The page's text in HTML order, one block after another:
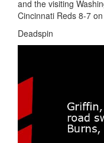
and the visiting
Cincinnati Reds 8-7
Deadspin